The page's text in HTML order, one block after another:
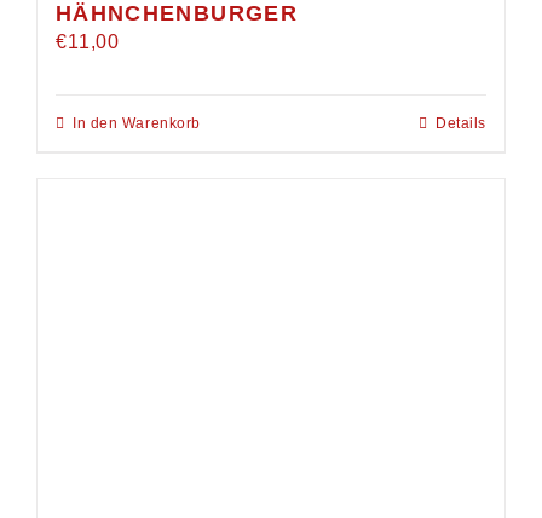
HÄHNCHENBURGER
€11,00
In den Warenkorb Details